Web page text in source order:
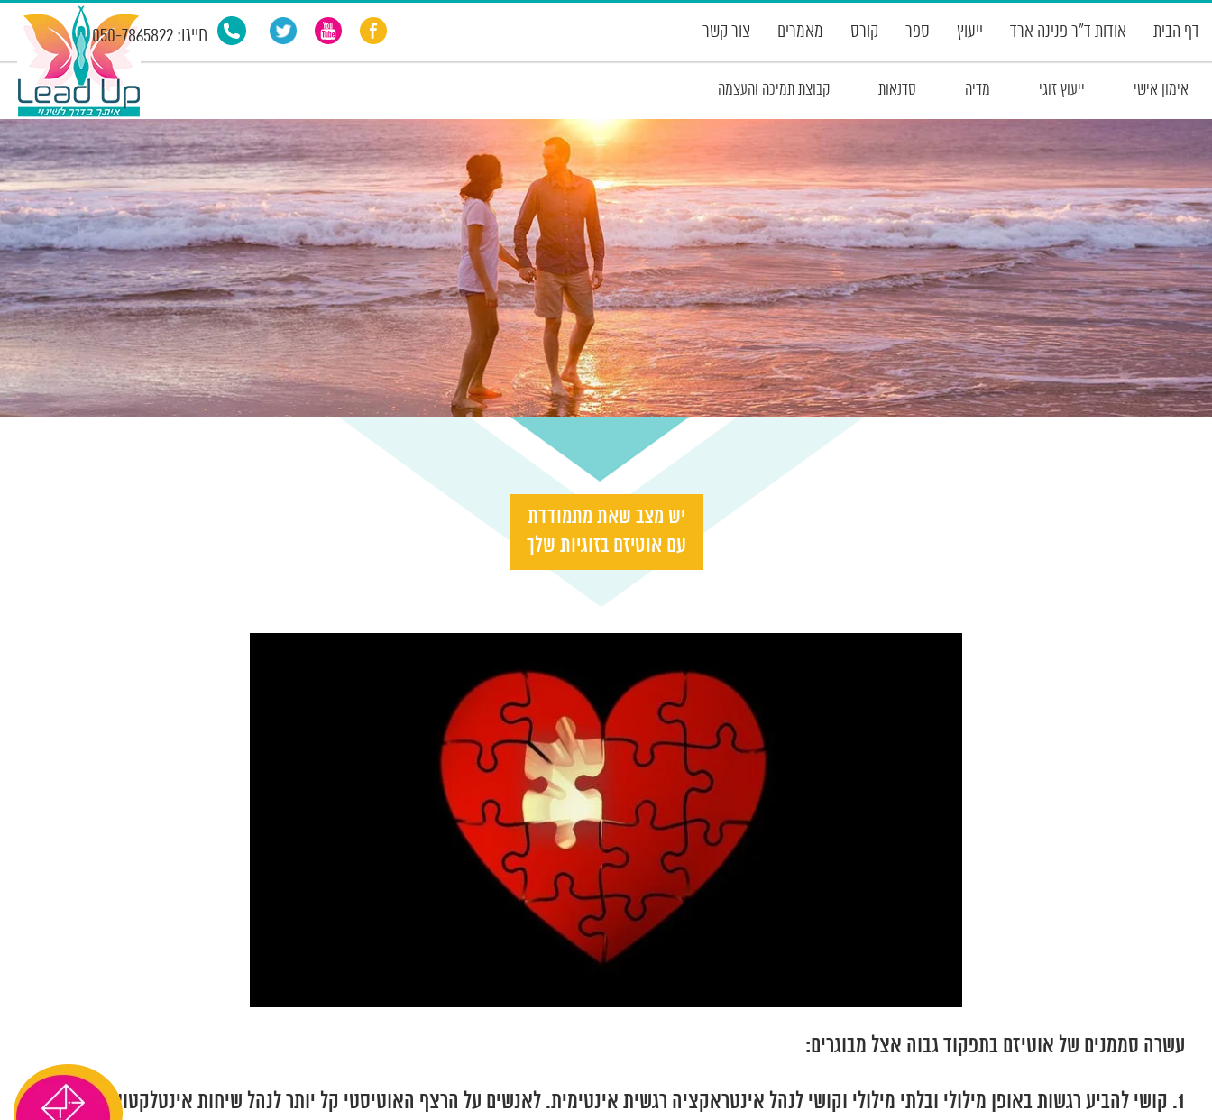
דף הבית אודות ד”ר פנינה ארד ייעוץ ספר קורס מאמרים צור קשר חייגו: 050-7865822
אימון אישי ייעוץ זוגי מדיה סדנאות קבוצת תמיכה והעצמה
יש מצב שאת מתמודדת
עם אוטיזם בזוגיות שלך
עשרה סממנים של אוטיזם בתפקוד גבוה אצל מבוגרים:
קושי להביע רגשות באופן מילולי ובלתי מילולי וקושי לנהל אינטראקציה רגשית אינטימית. לאנשים על הרצף האוטיסטי קל יותר לנהל שיחות אינטלקטואליות והם